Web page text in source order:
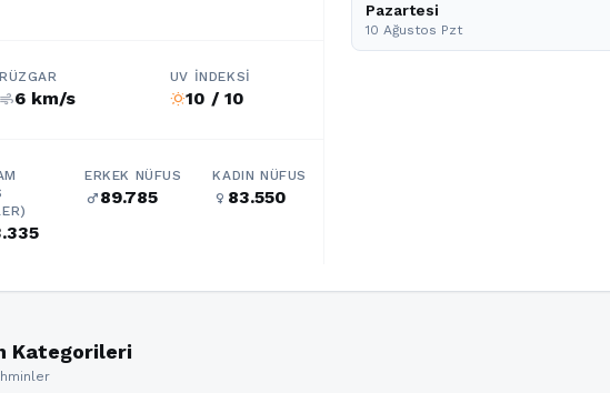
RÜZGAR
air6 km/s
UV İNDEKSI
wb_sunny10 / 10
ERKEK NÜFUS
male89.785
KADIN NÜFUS
female 83.550
Pazartesi
10 Ağustos Pzt
Kategorileri